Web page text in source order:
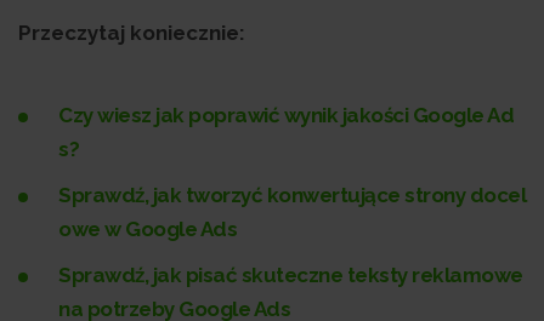
Przeczytaj koniecznie:
Czy wiesz jak poprawić wynik jakości Google Ad
s?
Sprawdź, jak tworzyć konwertujące strony docel
owe w Google Ads
Sprawdź, jak pisać skuteczne teksty reklamowe
na potrzeby Google Ads